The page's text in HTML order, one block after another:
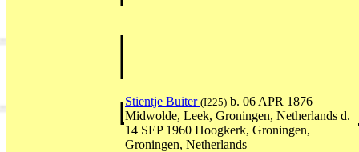
Stientje Buiter (I225) b. 06 APR 1876
Midwolde, Leek, Groningen, Netherlands d.
14 SEP 1960 Hoogkerk, Groningen,
Groningen, Netherlands